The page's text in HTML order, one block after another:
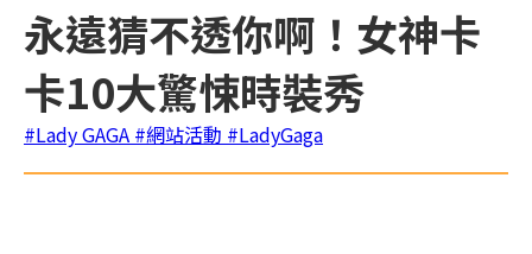
永遠猜不透你啊！女神卡
卡10大驚悚時裝秀
#Lady GAGA #網站活動 #LadyGaga